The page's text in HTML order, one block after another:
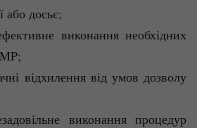
або досьє;
виконання необхідних
відхилення від умов дозволу
виконання процедур